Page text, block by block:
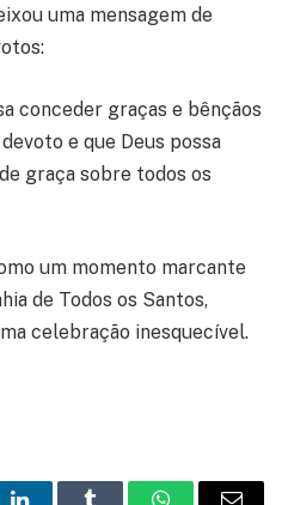
uma mensagem de
conceder graças e bênçãos
e que Deus possa
graça sobre todos os
um momento marcante
de Todos os Santos,
celebração inesquecível.